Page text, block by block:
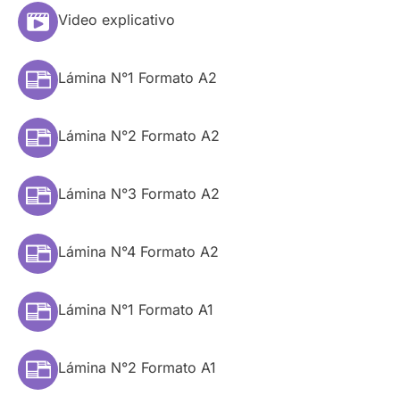
Video explicativo
Lámina N°1 Formato A2
Lámina N°2 Formato A2
Lámina N°3 Formato A2
Lámina N°4 Formato A2
Lámina N°1 Formato A1
Lámina N°2 Formato A1